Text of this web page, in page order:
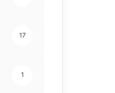
17
1